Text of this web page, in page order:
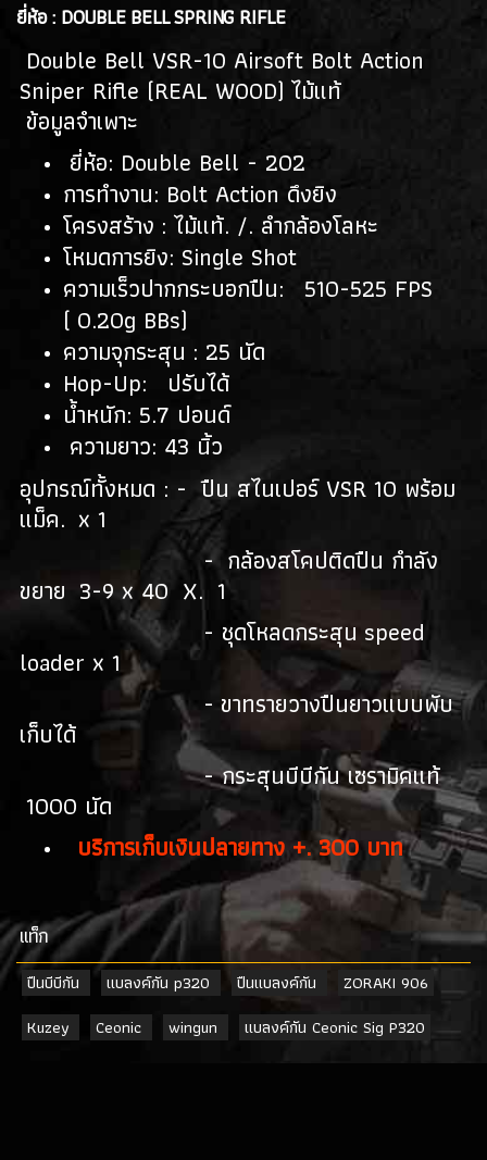
ยี่ห้อ : DOUBLE BELL SPRING RIFLE
Double Bell VSR-10 Airsoft Bolt Action
Sniper Rifle (REAL WOOD) ไม้แท้
ข้อมูลจำเพาะ
ยี่ห้อ: Double Bell - 202
การทำงาน: Bolt Action ดึงยิง
โครงสร้าง : ไม้แท้. /. ลำกล้องโลหะ
โหมดการยิง: Single Shot
ความเร็วปากกระบอกปืน: 510-525 FPS
( 0.20g BBs)
ความจุกระสุน : 25 นัด
Hop-Up: ปรับได้
น้ำหนัก: 5.7 ปอนด์
ความยาว: 43 นิ้ว
อุปกรณ์ทั้งหมด : - ปืน สไนเปอร์ VSR 10 พร้อม
แม็ค. x 1
- กล้องสโคปติดปืน กำลัง
ขยาย 3-9 x 40 X. 1
- ชุดโหลดกระสุน speed
loader x 1
- ขาทรายวางปืนยาวแบบพับ
เก็บได้
- กระสุนบีบีกัน เซรามิคแท้
1000 นัด
บริการเก็บเงินปลายทาง +. 300 บาท
เเท็ก
ปืนบีบีกัน แบลงค์กัน p320 ปืนแบลงค์กัน
ZORAKI 906
Kuzey
Ceonic wingun แบลงค์กัน Ceonic Sig P320